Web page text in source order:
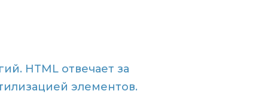
HTML отвечает за
элементов.